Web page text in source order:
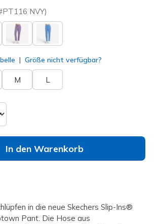
PT116 NVY)
Größe nicht verfügbar?
M L
In den Warenkorb
in die neue Skechers Slip-Ins®
Pant. Die Hose aus